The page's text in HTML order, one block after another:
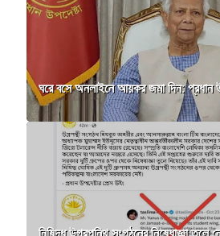
ঘরে বসে অনলাইনে আয়কর জমা দিন: প্রধান